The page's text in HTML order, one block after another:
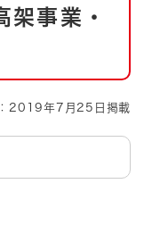
報
設置箇所
架事業・
2019年7月25日掲載